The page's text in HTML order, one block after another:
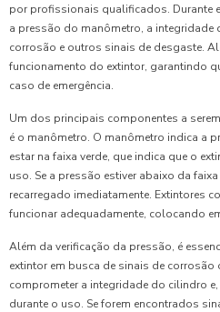
por profissionais qualificados. Durante
a pressão do manômetro, a integridade
corrosão e outros sinais de desgaste.
funcionamento do extintor, garantindo
caso de emergência.
Um dos principais componentes a
é o manômetro. O manômetro indica a
estar na faixa verde, que indica que o
uso. Se a pressão estiver abaixo da
recarregado imediatamente. Extintores
funcionar adequadamente, colocando
Além da verificação da pressão, é
extintor em busca de sinais de
comprometer a integridade do cilindro
durante o uso. Se forem encontrados